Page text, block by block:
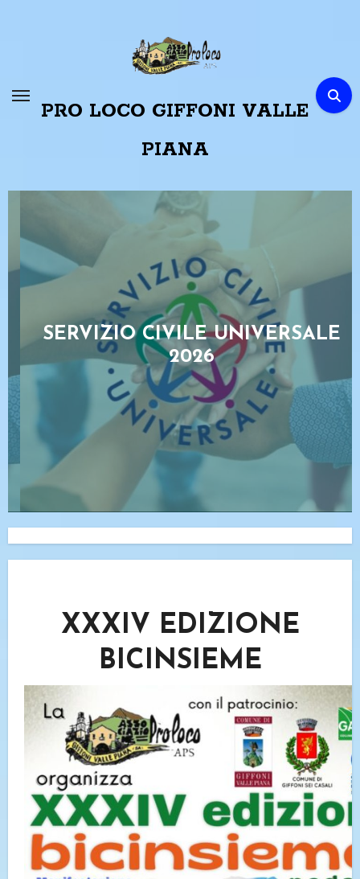
PRO LOCO GIFFONI VALLE
PIANA
SERVIZIO CIVILE UNIVERSALE
2026
XXXIV EDIZIONE
BICINSIEME